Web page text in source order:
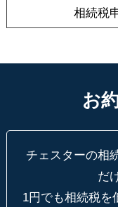
相続税
お
チェスターの相
だ
1円でも相続税を